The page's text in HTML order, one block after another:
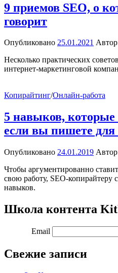
9 приемов SEO, о
говорит
Опубликовано 25.01.2021
Несколько практических
интернет-маркетинговой
Копирайтинг/Онлайн-работа
5 навыков,
если вы пишете для
Опубликовано 24.01.2019
Чтобы аргументированно
свою работу, SEO-копирайтеру
навыков.
Школа контента
Email
Свежие записи